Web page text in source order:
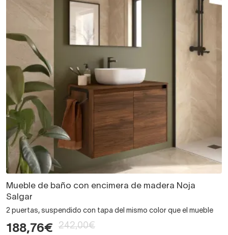
Mueble de baño con encimera de madera Noja
Salgar
2 puertas, suspendido con tapa del mismo color que el mueble
188,76€ 242,00€